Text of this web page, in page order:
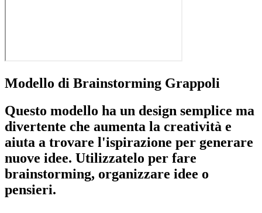
Modello di Brainstorming Grappoli
Questo modello ha un design semplice ma
divertente che aumenta la creatività e
aiuta a trovare l'ispirazione per generare
nuove idee. Utilizzatelo per fare
brainstorming, organizzare idee o
pensieri.